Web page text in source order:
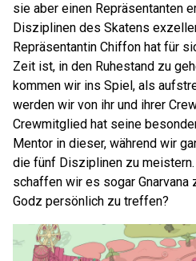
sie aber einen Repräsentanten
Disziplinen des Skatens
Repräsentantin Chiffon hat für
Zeit ist, in den Ruhestand zu
kommen wir ins Spiel, als
werden wir von ihr und ihrer
Crewmitglied hat seine
Mentor in dieser, während wir
die fünf Disziplinen zu
schaffen wir es sogar Gnarvana
Godz persönlich zu treffen?